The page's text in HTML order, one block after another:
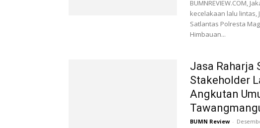
BUMNREVIEW.COM,
kecelakaan lalu lintas,
Satlantas Polresta
Himbauan...
Jasa Raharja
Stakeholder
Angkutan
BUMN Review -